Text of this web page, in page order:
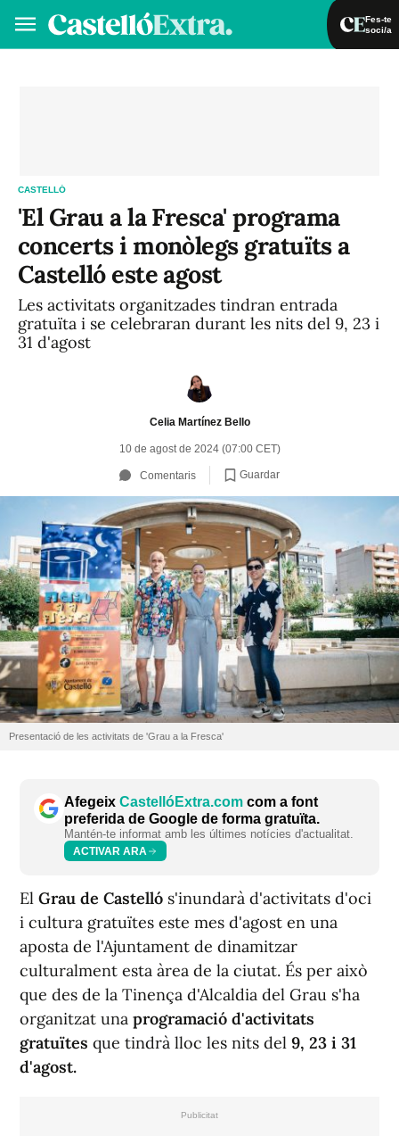
Fes-te
soci/a
CASTELLÓ
'El Grau a la Fresca' programa
concerts i monòlegs gratuïts a
Castelló este agost
Les activitats organitzades tindran entrada
gratuïta i se celebraran durant les nits del 9, 23 i
31 d'agost
Celia Martínez Bello
10 de agost de 2024 (07:00 CET)
Comentaris Guardar
Presentació de les activitats de 'Grau a la Fresca'
Afegeix CastellóExtra.com com a font
preferida de Google de forma gratuïta.
Mantén-te informat amb les últimes notícies d'actualitat.
ACTIVAR ARA
El Grau de Castelló s'inundarà d'activitats d'oci
i cultura gratuïtes este mes d'agost en una
aposta de l'Ajuntament de dinamitzar
culturalment esta àrea de la ciutat. És per això
que des de la Tinença d'Alcaldia del Grau s'ha
organitzat una programació d'activitats
gratuïtes que tindrà lloc les nits del 9, 23 i 31
d'agost.